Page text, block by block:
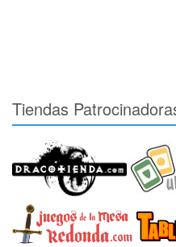
Tiendas